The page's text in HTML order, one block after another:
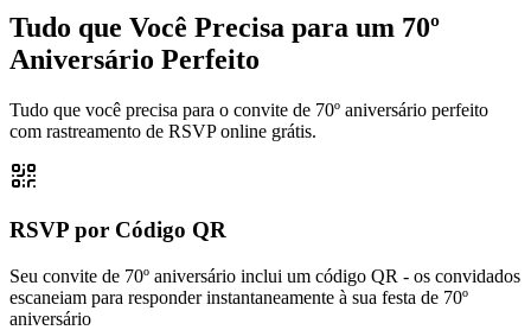
Tudo que Você Precisa para um 70º
Aniversário Perfeito
Tudo que você precisa para o convite de 70º aniversário perfeito
com rastreamento de RSVP online grátis.
RSVP por Código QR
Seu convite de 70º aniversário inclui um código QR - os convidados
escaneiam para responder instantaneamente à sua festa de 70º
aniversário